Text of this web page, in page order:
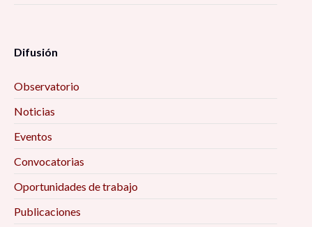
Difusión
Observatorio
Noticias
Eventos
Convocatorias
Oportunidades de trabajo
Publicaciones